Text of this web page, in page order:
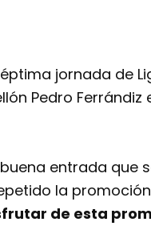
jornada de
Pedro
entrada que
la
de esta